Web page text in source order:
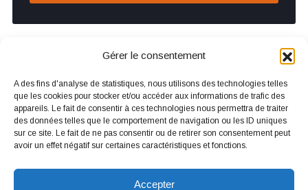
Gérer le consentement
A des fins d'analyse de statistiques, nous utilisons des technologies telles
que les cookies pour stocker et/ou accéder aux informations de trafic des
appareils. Le fait de consentir à ces technologies nous permettra de traiter
des données telles que le comportement de navigation ou les ID uniques
sur ce site. Le fait de ne pas consentir ou de retirer son consentement peut
avoir un effet négatif sur certaines caractéristiques et fonctions.
Accepter
CONTACTEZ-NOUS